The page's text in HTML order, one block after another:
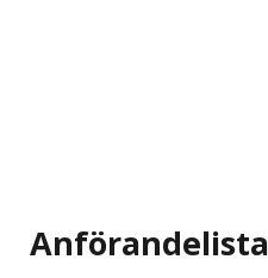
Anförandelista